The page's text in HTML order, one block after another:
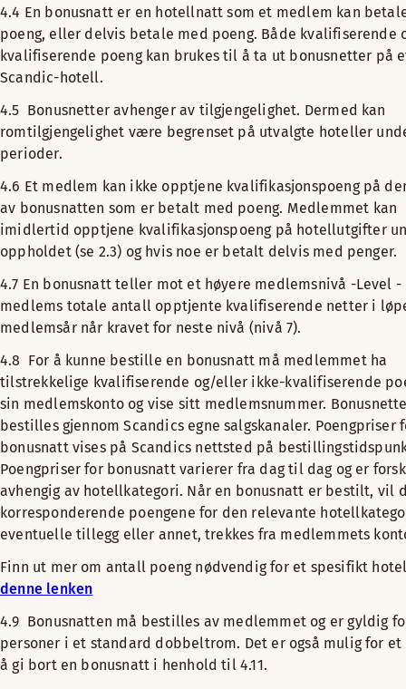
4.4 En bonusnatt er en hotellnatt som et medlem kan
poeng, eller delvis betale med poeng. Både kvalifiserende
kvalifiserende poeng kan brukes til å ta ut bonusnetter på
Scandic-hotell.
4.5 Bonusnetter avhenger av tilgjengelighet. Dermed kan
romtilgjengelighet være begrenset på utvalgte hoteller
perioder.
4.6 Et medlem kan ikke opptjene kvalifikasjonspoeng på
av bonusnatten som er betalt med poeng. Medlemmet kan
imidlertid opptjene kvalifikasjonspoeng på hotellutgifter
oppholdet (se 2.3) og hvis noe er betalt delvis med penger.
4.7 En bonusnatt teller mot et høyere medlemsnivå -Level -
medlems totale antall opptjente kvalifiserende netter i
medlemsår når kravet for neste nivå (nivå 7).
4.8 For å kunne bestille en bonusnatt må medlemmet ha
tilstrekkelige kvalifiserende og/eller ikke-kvalifiserende
sin medlemskonto og vise sitt medlemsnummer.
bestilles gjennom Scandics egne salgskanaler. Poengpriser
bonusnatt vises på Scandics nettsted på
Poengpriser for bonusnatt varierer fra dag til dag og er
avhengig av hotellkategori. Når en bonusnatt er bestilt, vil
korresponderende poengene for den relevante
eventuelle tillegg eller annet, trekkes fra medlemmets
Finn ut mer om antall poeng nødvendig for et spesifikt
denne lenken
4.9 Bonusnatten må bestilles av medlemmet og er gyldig
personer i et standard dobbeltrom. Det er også mulig for
å gi bort en bonusnatt i henhold til 4.11.